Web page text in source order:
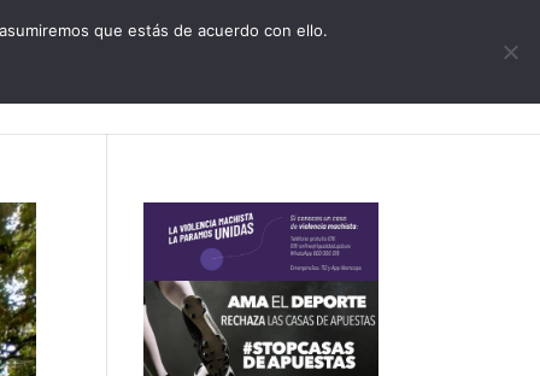
que estás de acuerdo con ello.